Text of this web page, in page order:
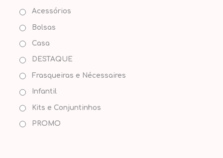
Acessórios
Bolsas
Casa
DESTAQUE
Frasqueiras e Nécessaires
Infantil
Kits e Conjuntinhos
PROMO